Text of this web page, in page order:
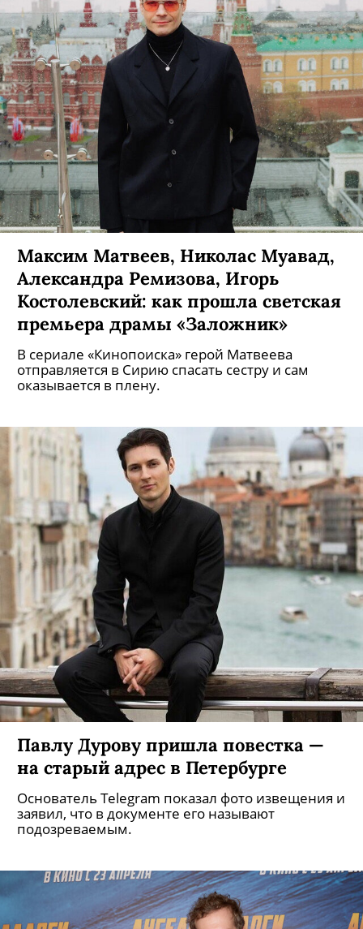
Максим Матвеев, Николас Муавад,
Александра Ремизова, Игорь
Костолевский: как прошла светская
премьера драмы «Заложник»
В сериале «Кинопоиска» герой Матвеева
отправляется в Сирию спасать сестру и сам
оказывается в плену.
Павлу Дурову пришла повестка —
на старый адрес в Петербурге
Основатель Telegram показал фото извещения и
заявил, что в документе его называют
подозреваемым.